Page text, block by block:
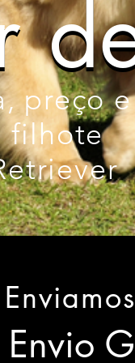
preço
filhote
Envio